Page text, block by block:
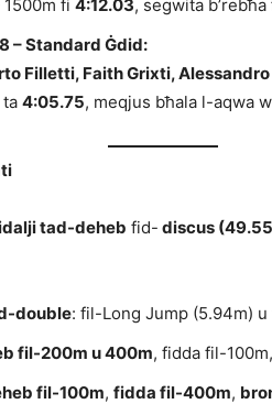
1500m fi 4:12.03, segwita
– Standard Ġdid:
Filletti, Faith Grixti,
4:05.75, meqjus bħala l-aqwa
tad-deheb fid- discus
double: fil-Long Jump (5.94m)
fil-200m u 400m, fidda fil-
fil-100m, fidda fil-400m,